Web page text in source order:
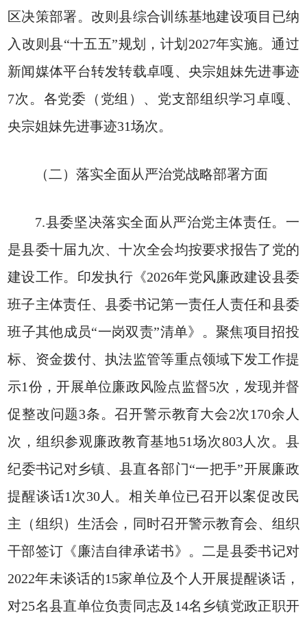
区决策部署。改则县综合训练基地建设项目已纳
入改则县“十五五”规划，计划2027年实施。通过
新闻媒体平台转发转载卓嘎、央宗姐妹先进事迹
7次。各党委（党组）、党支部组织学习卓嘎、
央宗姐妹先进事迹31场次。
（二）落实全面从严治党战略部署方面
7.县委坚决落实全面从严治党主体责任。一
是县委十届九次、十次全会均按要求报告了党的
建设工作。印发执行《2026年党风廉政建设县委
班子主体责任、县委书记第一责任人责任和县委
班子其他成员“一岗双责”清单》。聚焦项目招投
标、资金拨付、执法监管等重点领域下发工作提
示1份，开展单位廉政风险点监督5次，发现并督
促整改问题3条。召开警示教育大会2次170余人
次，组织参观廉政教育基地51场次803人次。县
纪委书记对乡镇、县直各部门“一把手”开展廉政
提醒谈话1次30人。相关单位已召开以案促改民
主（组织）生活会，同时召开警示教育会、组织
干部签订《廉洁自律承诺书》。二是县委书记对
2022年未谈话的15家单位及个人开展提醒谈话，
对25名县直单位负责同志及14名乡镇党政正职开